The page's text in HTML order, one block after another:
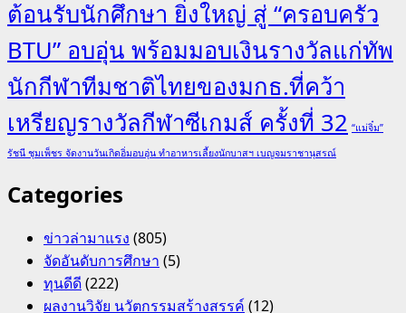
ต้อนรับนักศึกษา ยิ่งใหญ่ สู่ “ครอบครัว
BTU” อบอุ่น พร้อมมอบเงินรางวัลแก่ทัพ
นักกีฬาทีมชาติไทยของมกธ.ที่คว้า
เหรียญรางวัลกีฬาซีเกมส์ ครั้งที่ 32 “แม่จิ๋ม”
รัชนี ชุมเพ็ชร จัดงานวันเกิดอิ่มอบอุ่น ทำอาหารเลี้ยงนักบาสฯ เบญจมราชานุสรณ์
Categories
ข่าวล่ามาแรง (805)
จัดอันดับการศึกษา (5)
ทุนดีดี(222)
ผลงานวิจัย นวัตกรรมสร้างสรรค์ (12)